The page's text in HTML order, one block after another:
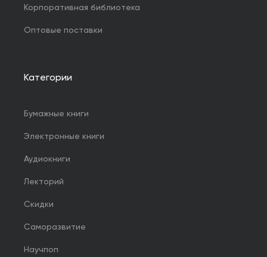
Корпоративная библиотека
Оптовые поставки
Категории
Бумажные книги
Электронные книги
Аудиокниги
Лекторий
Скидки
Саморазвитие
Научпоп